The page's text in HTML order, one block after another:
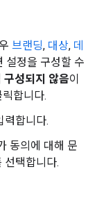
브랜딩, 대상, 데
설정을 구성할 수
성되지 않음이
합니다.
력합니다.
동의에 대해 문
선택합니다.